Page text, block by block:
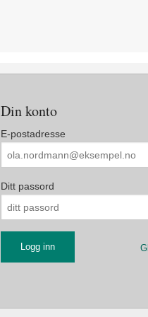
Din konto
E-postadresse
Ditt passord